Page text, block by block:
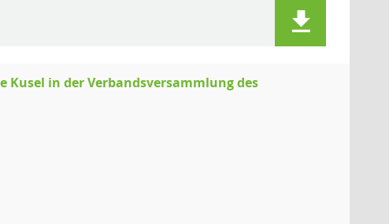
Kusel in der Verbandsversammlung des